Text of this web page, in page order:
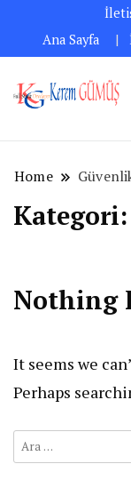
Ana Sayfa
Home
Kategori:
Nothing
It seems we
Perhaps